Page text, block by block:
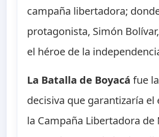
campaña libertadora;
protagonista, Simón
el héroe de la
La Batalla de Boyacá fue
decisiva que garantizaría el
la Campaña Libertadora de